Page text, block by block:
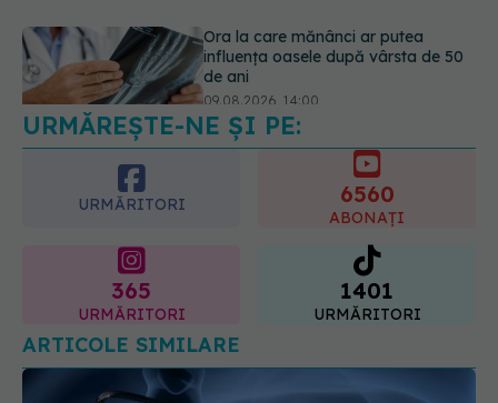
Cum alegem alimentele pe timp de
caniculă. Recomandările
specialiștilor
09.08.2026, 15:14
URMĂREȘTE-NE ȘI PE:
URMĂRITORI
365
URMĂRITORI
1401
URMĂRITORI
ARTICOLE SIMILARE